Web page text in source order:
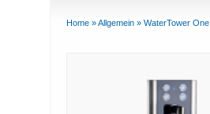
Home »Allgemein » WaterTower One